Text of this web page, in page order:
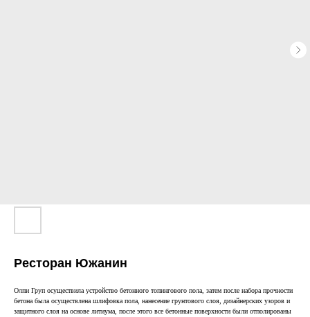
Ресторан Южанин
Олпи Груп осуществила устройство бетонного топингового пола, затем после набора прочности
бетона была осуществлена шлифовка пола, нанесение грунтового слоя, дизайнерских узоров и
защитного слоя на основе литиума, после этого все бетонные поверхности были отполированы